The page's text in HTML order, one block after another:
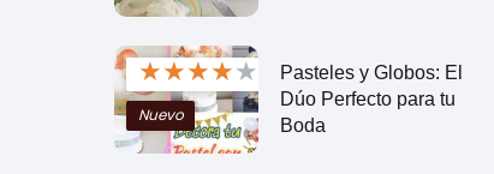
★★★★★
Nuevo
Pasteles y Globos: El
Dúo Perfecto para tu
Boda